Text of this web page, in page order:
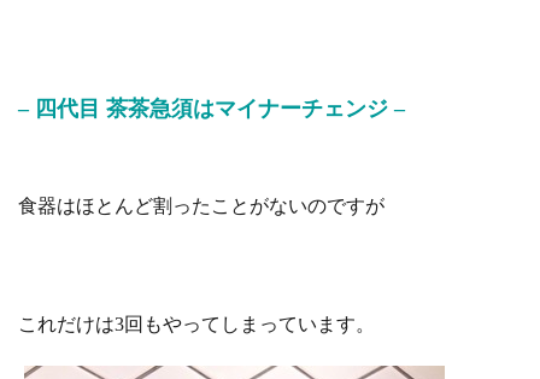
– 四代目 茶茶急須はマイナーチェンジ –
食器はほとんど割ったことがないのですが
これだけは3回もやってしまっています。